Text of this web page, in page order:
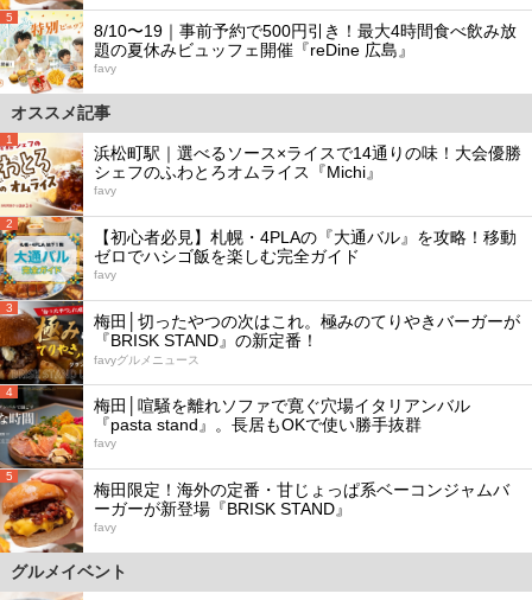
5
8/10〜19｜事前予約で500円引き！最大4時間食べ飲み放
題の夏休みビュッフェ開催『reDine 広島』
favy
オススメ記事
1
浜松町駅｜選べるソース×ライスで14通りの味！大会優勝
シェフのふわとろオムライス『Michi』
favy
2
【初心者必見】札幌・4PLAの『大通バル』を攻略！移動
ゼロでハシゴ飯を楽しむ完全ガイド
favy
3
梅田│切ったやつの次はこれ。極みのてりやきバーガーが
『BRISK STAND』の新定番！
favyグルメニュース
4
梅田│喧騒を離れソファで寛ぐ穴場イタリアンバル
『pasta stand』。長居もOKで使い勝手抜群
favy
5
梅田限定！海外の定番・甘じょっぱ系ベーコンジャムバ
ーガーが新登場『BRISK STAND』
favy
グルメイベント